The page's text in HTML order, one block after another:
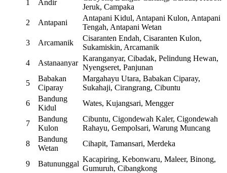
1
Andir
Jeruk, Campaka
2
Antapani
Antapani Kidul, Antapani Kulon, Antapani
Tengah, Antapani Wetan
3
Arcamanik
Cisaranten Endah, Cisaranten Kulon,
Sukamiskin, Arcamanik
4
Astanaanyar
Karanganyar, Cibadak, Pelindung Hewan,
Nyengseret, Panjunan
5
Babakan
Ciparay
Margahayu Utara, Babakan Ciparay,
Sukahaji, Cirangrang, Cibuntu
6
Bandung
Kidul
Wates, Kujangsari, Mengger
7
Bandung
Kulon
Cibuntu, Cigondewah Kaler, Cigondewah
Rahayu, Gempolsari, Warung Muncang
8
Bandung
Wetan
Cihapit, Tamansari, Merdeka
9 Batununggal
Kacapiring, Kebonwaru, Maleer, Binong,
Gumuruh, Cibangkong